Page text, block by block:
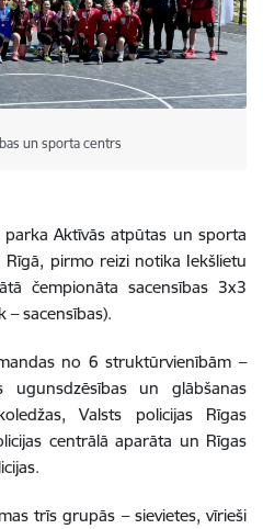
un sporta centrs
parka Aktīvās atpūtas un sporta
pirmo reizi notika Iekšlietu
čempionāta sacensības 3x3
sacensības).
no 6 struktūrvienībām –
ugunsdzēsības un glābšanas
Valsts policijas Rīgas
centrālā aparāta un Rīgas
trīs grupās – sievietes, vīrieši